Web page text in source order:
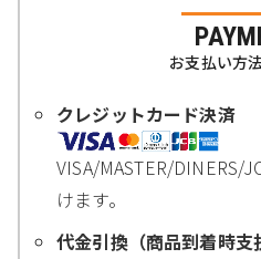
お支払い方
クレジットカード決済
VISA/MASTER/DINERS/
けます。
代金引換（商品到着時支